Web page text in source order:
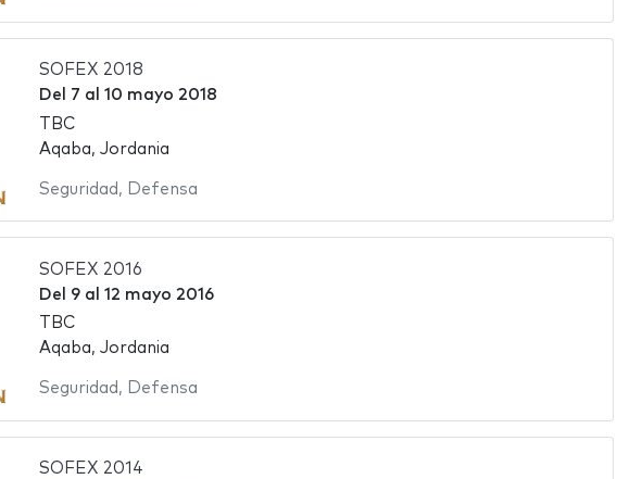
SOFEX 2018
Del 7 al 10 mayo 2018
TBC
Aqaba, Jordania
Seguridad , Defensa
SOFEX 2016
Del 9al 12 mayo 2016
TBC
Aqaba, Jordania
Seguridad , Defensa
SOFEX 2014